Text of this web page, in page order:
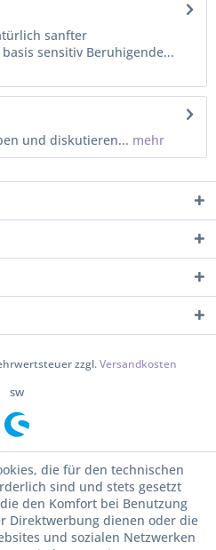
sanfter
sensitiv Beruhigende...
und diskutieren... mehr
zzgl.Versandkosten
sw
die für den technischen
sind und stets gesetzt
den Komfort bei Benutzung
Direktwerbung dienen oder die
und sozialen Netzwerken